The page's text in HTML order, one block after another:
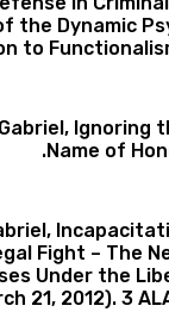
the Dynamic
to
Ignoring
Name of
Fight – The
Under the
21, 2012). 3